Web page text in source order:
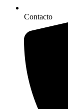
Contacto